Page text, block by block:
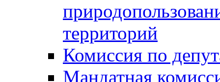
территорий
Комиссия по
Мандатная